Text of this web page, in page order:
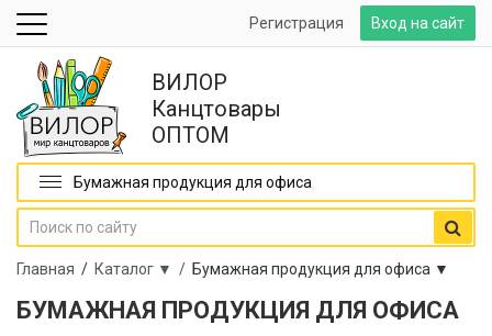
Вход на сайт
Регистрация
ВИЛОР
Канцтовары
ОПТОМ
Бумажная продукция для офиса
Главная / Каталог ▼ / Бумажная продукция для офиса ▼
БУМАЖНАЯ ПРОДУКЦИЯ ДЛЯ ОФИСА